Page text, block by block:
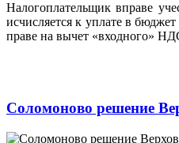
Налогоплательщик вправе
исчисляется к уплате в
праве на вычет «входного»
Соломоново решение